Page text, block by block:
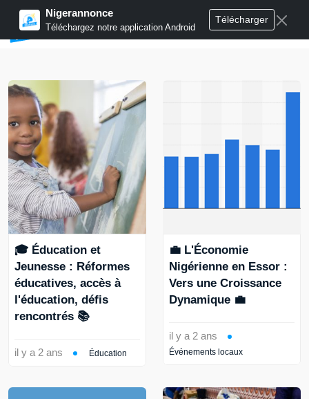
Nigerannonce
Téléchargez notre application Android
Télécharger
Publier annonces
🎓 Éducation et
Jeunesse : Réformes
éducatives, accès à
l'éducation, défis
rencontrés 📚
il y a 2 ans Éducation
💼 L'Économie
Nigérienne en Essor :
Vers une Croissance
Dynamique 💼
il y a 2 ans
Événements locaux